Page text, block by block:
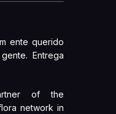
ente querido
Entrega
of the
network in